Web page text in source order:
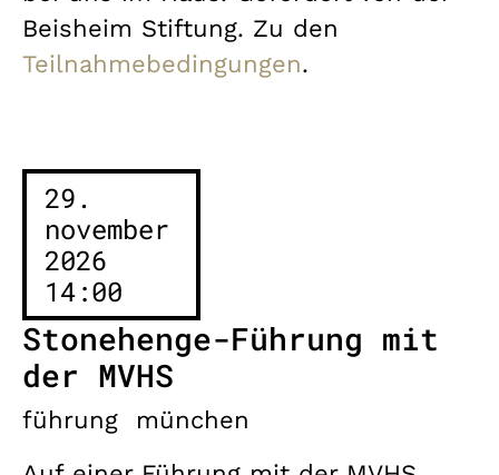
Beisheim Stiftung. Zu den
Teilnahmebedingungen.
29.
november
2026
14:00
Stonehenge-Führung mit
der MVHS
führung
münchen